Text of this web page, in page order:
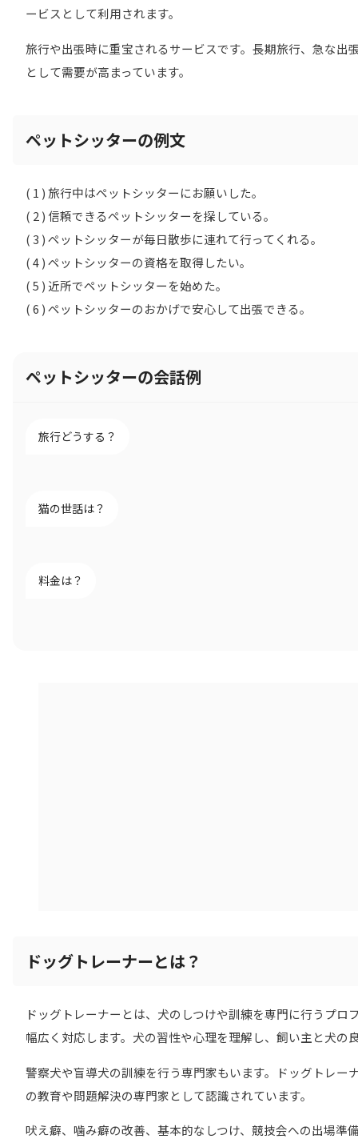
ービスとして利用されます。
旅行や出張時に重宝されるサービスです。長期旅行、急な
として需要が高まっています。
ペットシッターの例文
( 1 ) 旅行中はペットシッターにお願いした。
( 2 ) 信頼できるペットシッターを探している。
( 3 ) ペットシッターが毎日散歩に連れて行ってくれる。
( 4 ) ペットシッターの資格を取得したい。
( 5 ) 近所でペットシッターを始めた。
( 6 ) ペットシッターのおかげで安心して出張できる。
ペットシッターの会話例
旅行どうする？
猫の世話は？
料金は？
ドッグトレーナーとは？
ドッグトレーナーとは、犬のしつけや訓練を専門に行うプ
幅広く対応します。犬の習性や心理を理解し、飼い主と犬の
警察犬や盲導犬の訓練を行う専門家もいます。ドッグトレ
の教育や問題解決の専門家として認識されています。
吠え癖、噛み癖の改善、基本的なしつけ、競技会への出場準